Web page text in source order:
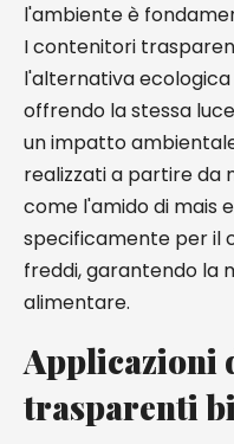
l'ambiente è
I contenitori
l'alternativa
offrendo la stessa
un impatto
realizzati a partire da
come l'amido di mais
specificamente per il
freddi, garantendo la
alimentare.
Applicazioni
trasparenti